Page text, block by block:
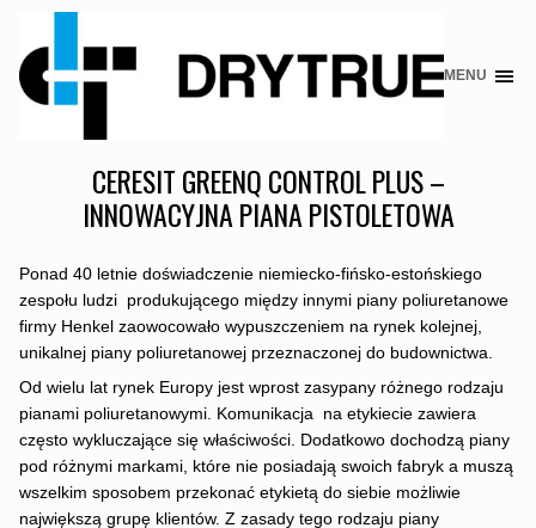
Skip
MENU
CERESIT GREENQ CONTROL PLUS –
INNOWACYJNA PIANA PISTOLETOWA
Ponad 40 letnie doświadczenie niemiecko-fińsko-estońskiego
zespołu ludzi produkującego między innymi piany poliuretanowe
firmy Henkel zaowocowało wypuszczeniem na rynek kolejnej,
unikalnej piany poliuretanowej przeznaczonej do budownictwa.
Od wielu lat rynek Europy jest wprost zasypany różnego rodzaju
pianami poliuretanowymi. Komunikacja na etykiecie zawiera
często wykluczające się właściwości. Dodatkowo dochodzą piany
pod różnymi markami, które nie posiadają swoich fabryk a muszą
wszelkim sposobem przekonać etykietą do siebie możliwie
największą grupę klientów. Z zasady tego rodzaju piany